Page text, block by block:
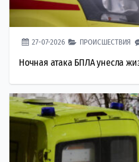
27-07-2026 ПРОИСШЕСТВИЯ
Ночная атака БПЛА унесла